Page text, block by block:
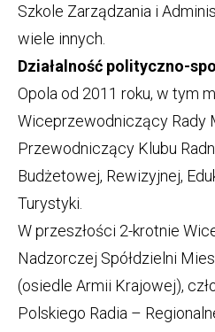
Szkole Zarządzania i
wiele innych.
Działalność polityczno-
Opola od 2011 roku, w tym
Wiceprzewodniczący Rady
Przewodniczący Klubu
Budżetowej, Rewizyjnej,
Turystyki.
W przeszłości 2-krotnie
Nadzorczej Spółdzielni
(osiedle Armii Krajowej),
Polskiego Radia –